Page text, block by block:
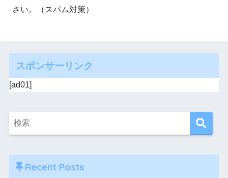
さい。（スパム対策）
スポンサーリンク
[ad01]
Recent Posts